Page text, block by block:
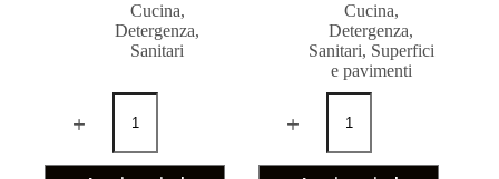
Cucina,
Detergenza,
Sanitari
Cucina,
Detergenza,
Sanitari, Superfici
e pavimenti